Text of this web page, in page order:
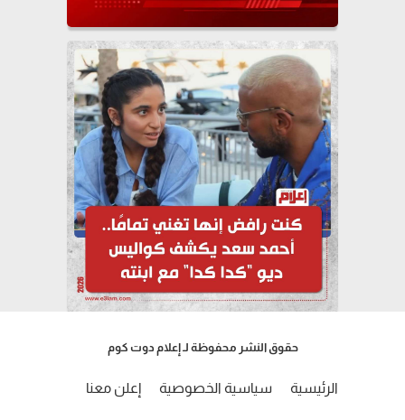
حقوق النشر محفوظة لـ إعلام دوت كوم
الرئيسية سياسية الخصوصية إعلن معنا